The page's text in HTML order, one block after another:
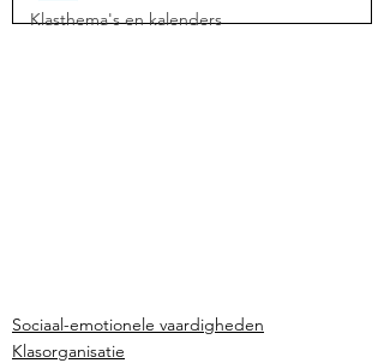
Klasthema's en kalenders
Sociaal-emotionele vaardigheden
Klasorganisatie